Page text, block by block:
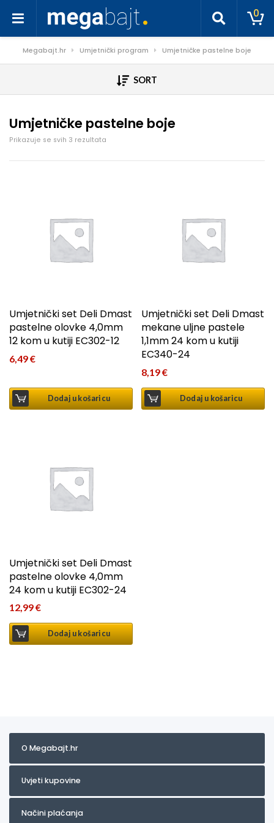
0
Megabajt.hr Umjetnički program Umjetničke pastelne boje
SORT
Umjetničke pastelne boje
Prikazuje se svih 3 rezultata
Umjetnički set Deli Dmast
pastelne olovke 4,0mm
12 kom u kutiji EC302-12
6,49€
Dodaj u košaricu
Umjetnički set Deli Dmast
mekane uljne pastele
1,1mm 24 kom u kutiji
EC340-24
8,19€
Dodaj u košaricu
Umjetnički set Deli Dmast
pastelne olovke 4,0mm
24 kom u kutiji EC302-24
12,99€
Dodaj u košaricu
O Megabajt.hr
Uvjeti kupovine
Načini plaćanja